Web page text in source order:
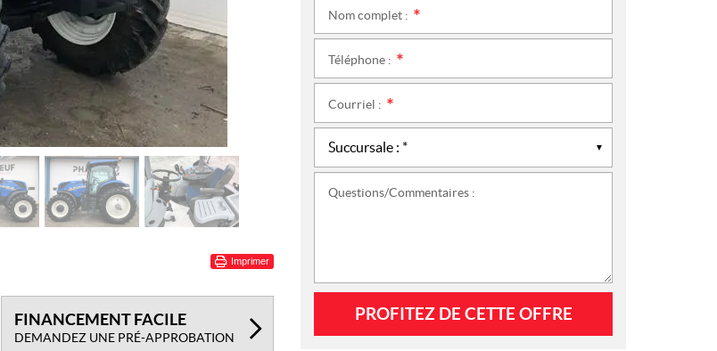
Imprimer
FINANCEMENT FACILE
DEMANDEZ UNE PRÉ-APPROBATION
Nom complet :
Téléphone :
Courriel :
Questions/Commentaires :